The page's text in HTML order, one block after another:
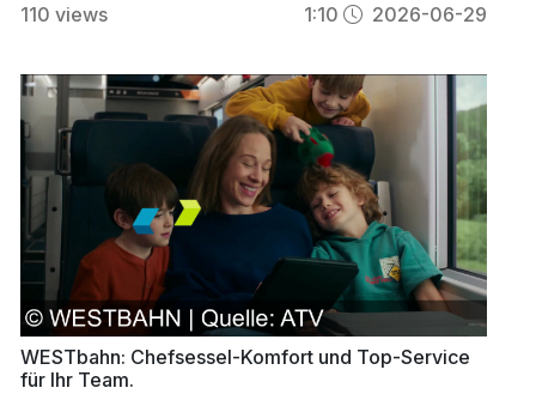
110 views 1:10 2026-06-29
WESTbahn: Chefsessel-Komfort und Top-Service
für Ihr Team.